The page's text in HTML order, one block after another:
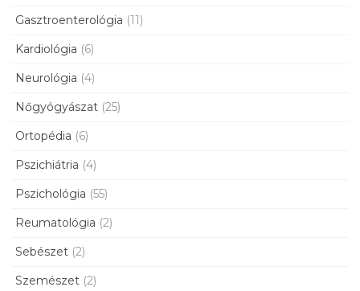
Gasztroenterológia (11)
Kardiológia (6)
Neurológia (4)
Nőgyógyászat (25)
Ortopédia (6)
Pszichiátria (4)
Pszichológia (55)
Reumatológia (2)
Sebészet (2)
Szemészet (2)